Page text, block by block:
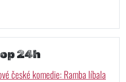
24h
české komedie: Ramba líbala